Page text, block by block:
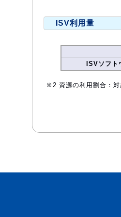
ISV利用量
ISVソフト
※2 資源の利用割合：対